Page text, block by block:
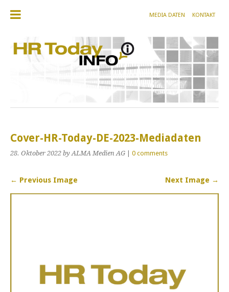
MEDIA DATEN KONTAKT
Cover-HR-Today-DE-2023-Mediadaten
28. Oktober 2022 by ALMA Medien AG | 0 comments
← Previous Image Next Image →